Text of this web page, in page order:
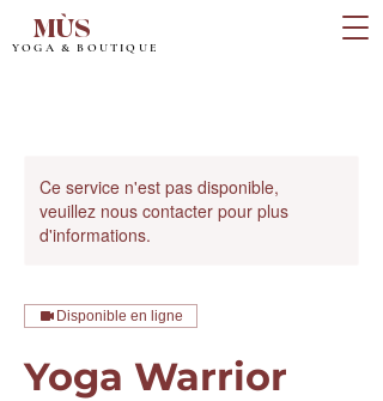
MÙS
YOGA & BOUTIQUE
Ce service n'est pas disponible,
veuillez nous contacter pour plus
d'informations.
Disponible en ligne
Yoga Warrior